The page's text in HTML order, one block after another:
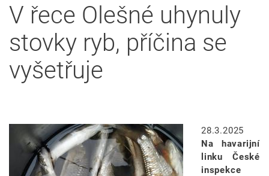
V řece Olešné uhynuly
stovky ryb, příčina se
vyšetřuje
Image
28.3.2025
Na havarijní
linku České
inspekce